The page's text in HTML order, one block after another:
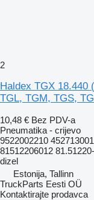
2
Haldex TGX 18.440
TGL, TGM, TGS,
10,48 € Bez PDV-a
Pneumatika - crijevo
9522002210
81512206012
dizel
Estonija, Tallinn
TruckParts Eesti OÜ
Kontaktirajte prodavca